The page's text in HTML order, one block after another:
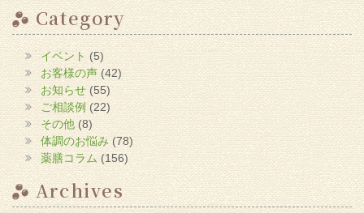
Category
イベント(5)
お客様の声(42)
お知らせ(55)
ご相談例 (22)
その他 (8)
体調のお悩み(78)
薬膳コラム (156)
Archives